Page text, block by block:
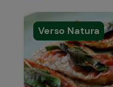
Verso Natura